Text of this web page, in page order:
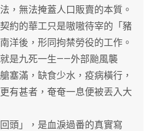
無法掩蓋人口販賣的本質。
約的華工只是嗷嗷待宰的「豬
洋後，形同拘禁勞役的工作。
是九死一生——外部颱風襲
塞滿，缺食少水，疫病橫行，
有甚者，奄奄一息便被丟入大
」，是血淚過番的真實寫